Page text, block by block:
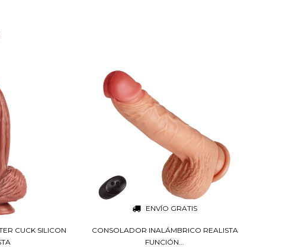
CUCK SILICON
ENVÍO GRATIS
CONSOLADOR INALÁMBRICO REALISTA
FUNCIÓN...